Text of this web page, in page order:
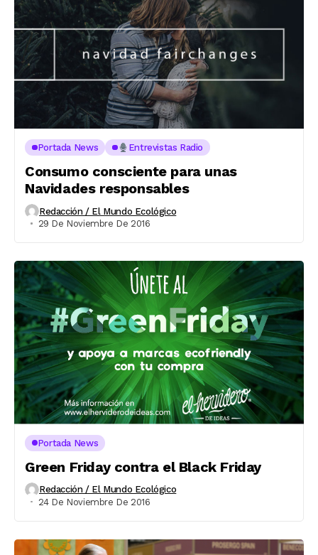
Portada News Entrevistas Radio
Consumo consciente para unas
Navidades responsables
Redacción / El Mundo Ecológico
29 De Noviembre De 2016
Portada News
Green Friday contra el Black Friday
Redacción / El Mundo Ecológico
24 De Noviembre De 2016